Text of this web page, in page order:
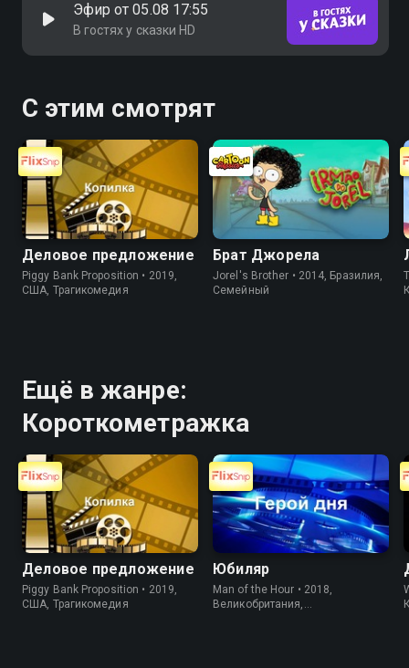
Эфир от 05.08 17:55
В гостях у сказки HD
С этим смотрят
Деловое предложение
Piggy Bank Proposition • 2019,
США, Трагикомедия
Брат Джорела
Jorel's Brother • 2014, Бразилия,
Cемейный
Ещё в жанре:
Короткометражка
Деловое предложение
Piggy Bank Proposition • 2019,
США, Трагикомедия
Юбиляр
Man of the Hour • 2018,
Великобритания,